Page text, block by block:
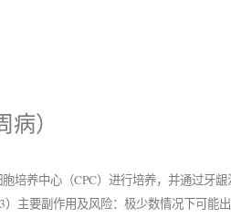
）
培养中心（CPC）进行培养，并通过牙
主要副作用及风险：极少数情况下可